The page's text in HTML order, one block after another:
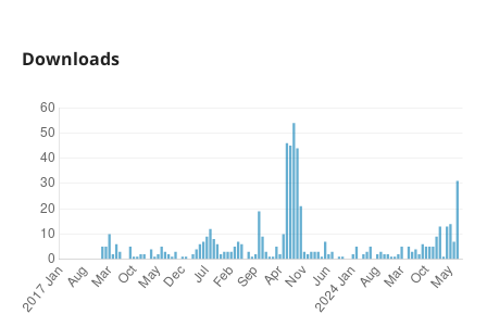
Downloads